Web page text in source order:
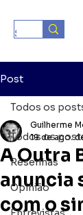
Post
Todos os
Resenhas
Opinião
Todos os
A Outra
anuncia
com o
Guilherme
19 de ago.